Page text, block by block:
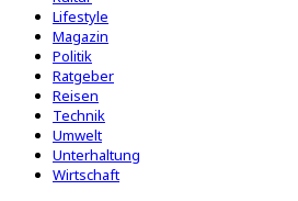
Lifestyle
Magazin
Politik
Ratgeber
Reisen
Technik
Umwelt
Unterhaltung
Wirtschaft